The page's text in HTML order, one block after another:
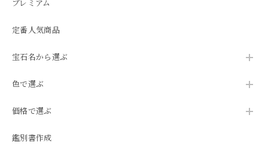
プレミアム
定番人気商品
宝石名から選ぶ
色で選ぶ
価格で選ぶ
鑑別書作成